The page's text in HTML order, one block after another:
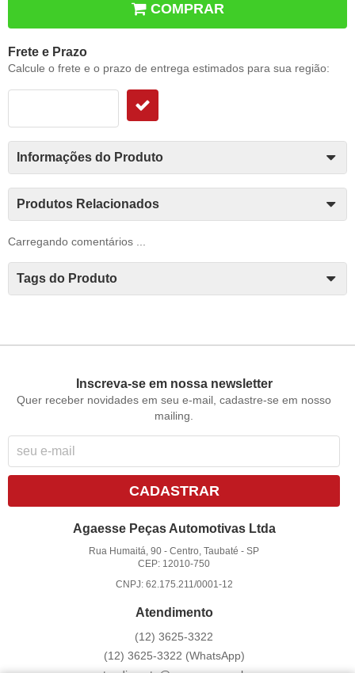
COMPRAR
Frete e Prazo
Calcule o frete e o prazo de entrega estimados para sua região:
Informações do Produto
Produtos Relacionados
Carregando comentários ...
Tags do Produto
Inscreva-se em nossa newsletter
Quer receber novidades em seu e-mail, cadastre-se em nosso
mailing.
CADASTRAR
Agaesse Peças Automotivas Ltda
Rua Humaitá, 90 -Centro, Taubaté -SP
CEP: 12010-750
CNPJ: 62.175.211/0001-12
Atendimento
(12) 3625-3322
(12) 3625-3322 (WhatsApp)